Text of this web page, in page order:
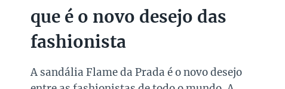
que é o novo desejo das
fashionista
A sandália Flame da Prada é o novo desejo